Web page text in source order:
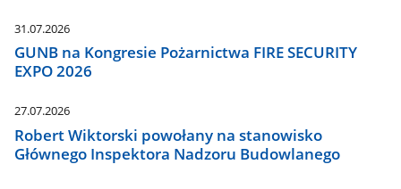
31.07.2026
GUNB na Kongresie Pożarnictwa FIRE SECURITY
EXPO 2026
27.07.2026
Robert Wiktorski powołany na stanowisko
Głównego Inspektora Nadzoru Budowlanego